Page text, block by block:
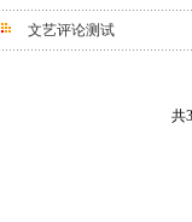
文艺评论测试
共